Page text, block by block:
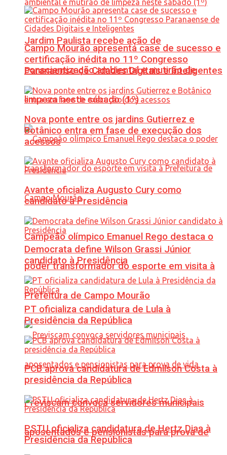
Jardim Paulista recebe ação de
conscientização ambiental e mutirão de
limpeza neste sábado (1º)
Campeão olímpico Emanuel Rego destaca o
poder transformador do esporte em visita à
Prefeitura de Campo Mourão
Previscam convoca servidores municipais
aposentados e pensionistas para prova de
Campo Mourão apresenta case de sucesso e
certificação inédita no 11º Congresso
Paranaense de Cidades Digitais e Inteligentes
Nova ponte entre os jardins Gutierrez e
Botânico entra em fase de execução dos
acessos
Avante oficializa Augusto Cury como
candidato à Presidência
Democrata define Wilson Grassi Júnior
candidato à Presidência
PT oficializa candidatura de Lula à
Presidência da República
PCB aprova candidatura de Edmilson Costa à
presidência da República
PSTU oficializa candidatura de Hertz Dias à
Presidência da República